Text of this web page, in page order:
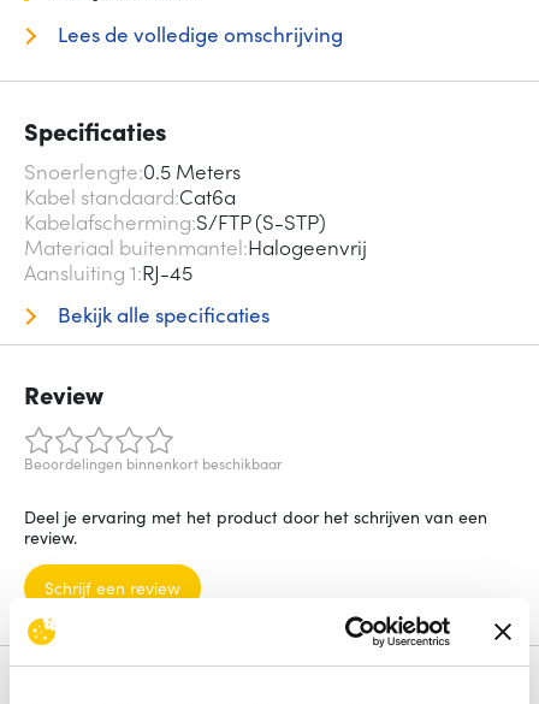
Lees de volledige omschrijving
Specificaties
Snoerlengte 0.5 Meters
Kabel standaard Cat6a
Kabelafscherming S/FTP (S-STP)
Materiaal buitenmantel Halogeenvrij
Aansluiting 1 RJ-45
Bekijk alle specificaties
Review
Beoordelingen binnenkort beschikbaar
Deel je ervaring met het product door het schrijven van een
review.
Schrijf een review